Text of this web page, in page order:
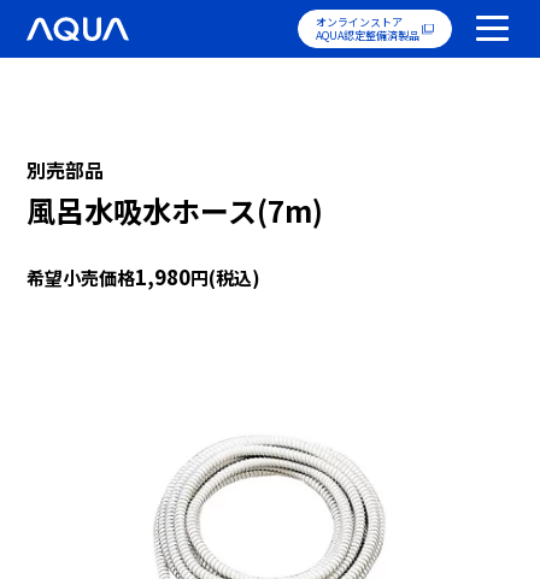
オンラインストア
AQUA認定整備済製品
別売部品
風呂水吸水ホース(7m)
希望小売価格1,980円(税込)